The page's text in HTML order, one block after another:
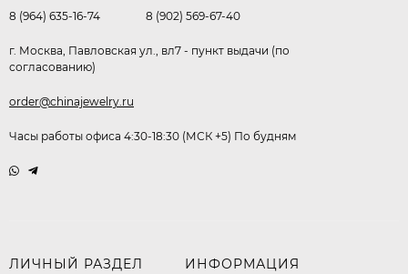
8 (964) 635-16-74 8 (902) 569-67-40
г. Москва, Павловская ул., вл7 - пункт выдачи (по
согласованию)
order@chinajewelry.ru
Часы работы офиса 4:30-18:30 (МСК +5) По будням
ЛИЧНЫЙ РАЗДЕЛ ИНФОРМАЦИЯ